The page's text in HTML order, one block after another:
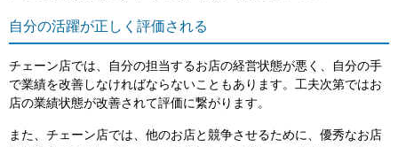
自分の活躍が正しく評価される
チェーン店では、自分の担当するお店の経営状態が悪く、自分の手
で業績を改善しなければならないこともあります。工夫次第ではお
店の業績状態が改善されて評価に繋がります。
また、チェーン店では、他のお店と競争させるために、優秀なお店